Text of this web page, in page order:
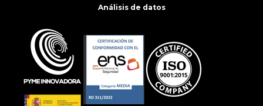
Análisis de datos